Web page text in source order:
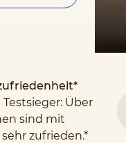
Über
sind mit
zufrieden.*